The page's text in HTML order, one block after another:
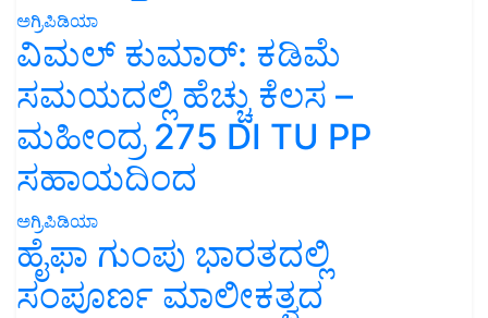
ಅಗ್ರಿಪಿಡಿಯಾ
ವಿಮಲ್ ಕುಮಾರ್: ಕಡಿಮೆ
ಸಮಯದಲ್ಲಿ ಹೆಚ್ಚು ಕೆಲಸ –
ಮಹೀಂದ್ರ 275 DI TU PP
ಸಹಾಯದಿಂದ
ಅಗ್ರಿಪಿಡಿಯಾ
ಹೈಫಾ ಗುಂಪು ಭಾರತದಲ್ಲಿ
ಸಂಪೂರ್ಣ ಮಾಲೀಕತ್ವದ